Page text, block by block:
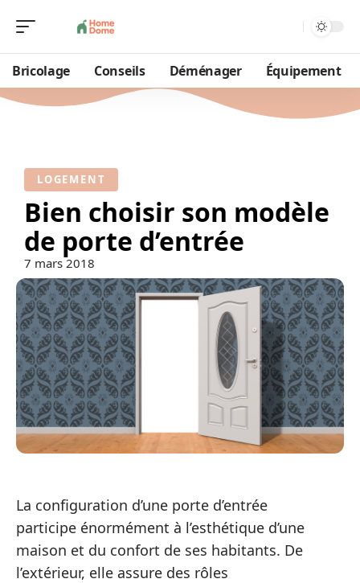
Bricolage Conseils Déménager Équipement
LOGEMENT
Bien choisir son modèle
de porte d’entrée
7 mars 2018
La configuration d’une porte d’entrée
participe énormément à l’esthétique d’une
maison et du confort de ses habitants. De
l’extérieur, elle assure des rôles